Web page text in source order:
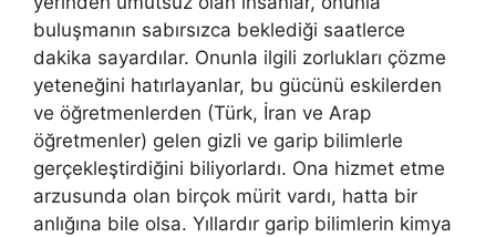
buluşmanın sabırsızca beklediği saatlerce
dakika sayardılar. Onunla ilgili zorlukları çözme
yeteneğini hatırlayanlar, bu gücünü eskilerden
ve öğretmenlerden (Türk, İran ve Arap
öğretmenler) gelen gizli ve garip bilimlerle
gerçekleştirdiğini biliyorlardı. Ona hizmet etme
arzusunda olan birçok mürit vardı, hatta bir
anlığına bile olsa. Yıllardır garip bilimlerin kimya